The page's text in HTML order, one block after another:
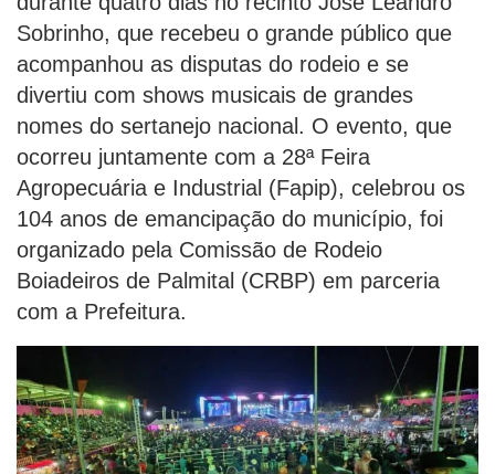
Sobrinho, que recebeu o grande público que
acompanhou as disputas do rodeio e se
divertiu com shows musicais de grandes
nomes do sertanejo nacional. O evento, que
ocorreu juntamente com a 28ª Feira
Agropecuária e Industrial (Fapip), celebrou os
104 anos de emancipação do município, foi
organizado pela Comissão de Rodeio
Boiadeiros de Palmital (CRBP) em parceria
com a Prefeitura.